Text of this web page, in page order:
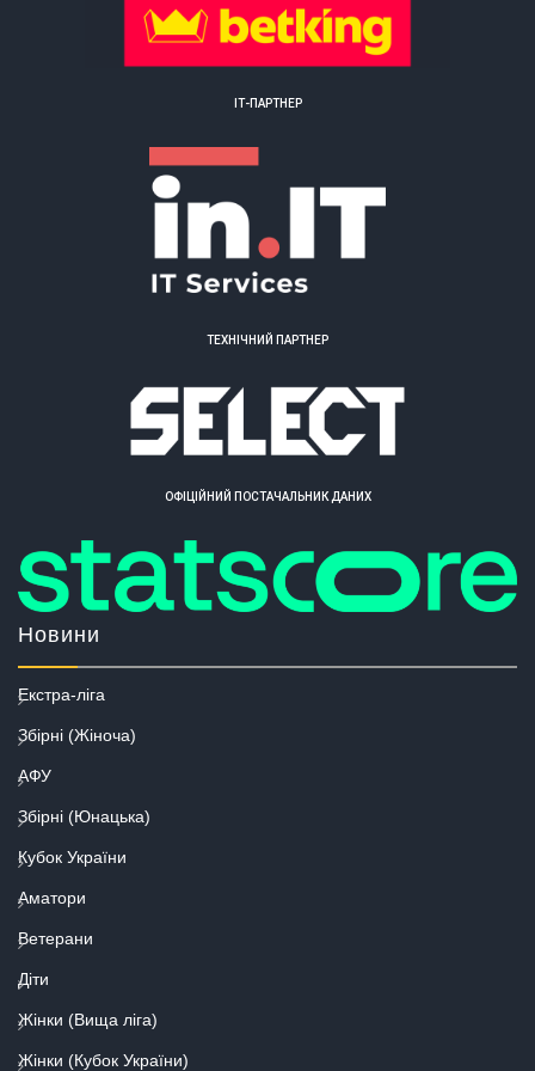
ІТ-ПАРТНЕР
ТЕХНІЧНИЙ ПАРТНЕР
ОФІЦІЙНИЙ ПОСТАЧАЛЬНИК ДАНИХ
Новини
Екстра-ліга
Збірні (Жіноча)
АФУ
Збірні (Юнацька)
Кубок України
Аматори
Ветерани
Діти
Жінки (Вища ліга)
Жінки (Кубок України)